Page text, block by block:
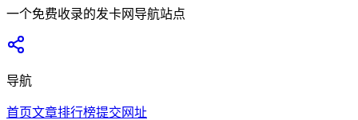
一个免费收录的发卡网导航站点
导航
首页文章排行榜提交网址